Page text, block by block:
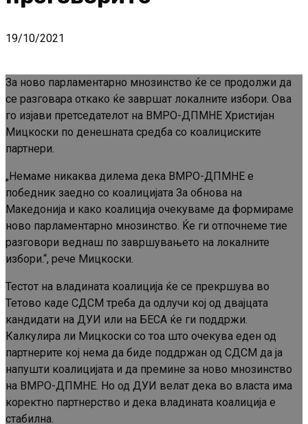
19/10/2021
За ново парламентарно мнозинство ќе се продолжи да
се разговара откако ќе завршат локалните избори. Ова
го изјави претседателот на ВМРО-ДПМНЕ Христијан
Мицкоски по денешната средба со коалициските
партнери.
„Немаме никаква дилема дека ВМРО-ДПМНЕ е
победник заедно со коалицијата За обнова на
Македонија и како коалиција очекуваме да формираме
ново парламентарно мнозинство. Ќе ги отпочнеме тие
разговори веднаш по завршувањето на локалните
избори.“, рече Мицкоски.
Тестот на владината коалиција ќе се прекршува во
Тетово каде СДСМ треба да одлучи кој од двајцата
кандидати на ДУИ или на БЕСА ќе ги поддржи.
Калкулира ли Мицкоски со тоа што очекува еден од
партнерите кој нема да биде поддржан од СДСМ да ја
напушти коалицијата и да премине за ново мнозинство
на ВМРО-ДПМНЕ. Но од ДУИ велат дека во власта има
коректно партнерство и дека владината коалиција е
стабилна.